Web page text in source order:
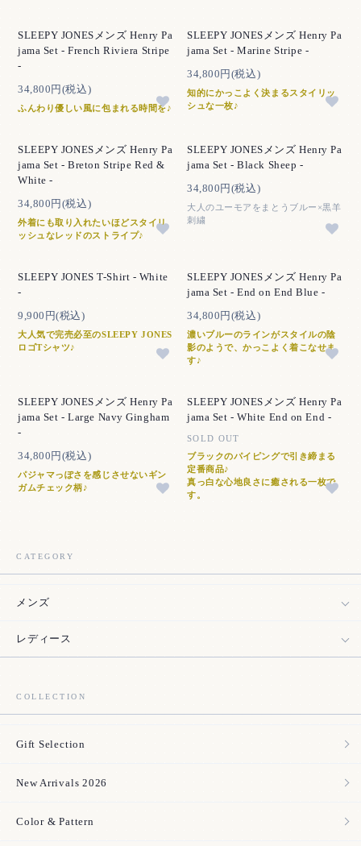
SLEEPY JONESメンズ Henry Pa
jama Set - French Riviera Stripe
-
34,800円(税込)
ふんわり優しい風に包まれる時間を♪
SLEEPY JONESメンズ Henry Pa
jama Set - Marine Stripe -
34,800円(税込)
知的にかっこよく決まるスタイリッ
シュな一枚♪
SLEEPY JONESメンズ Henry Pa
jama Set - Breton Stripe Red &
White -
34,800円(税込)
外着にも取り入れたいほどスタイリ
ッシュなレッドのストライプ♪
SLEEPY JONESメンズ Henry Pa
jama Set - Black Sheep -
34,800円(税込)
大人のユーモアをまとうブルー×黒羊
刺繍
SLEEPY JONES T-Shirt - White
-
9,900円(税込)
大人気で完売必至のSLEEPY JONES
ロゴTシャツ♪
SLEEPY JONESメンズ Henry Pa
jama Set - End on End Blue -
34,800円(税込)
濃いブルーのラインがスタイルの陰
影のようで、かっこよく着こなせま
す♪
SLEEPY JONESメンズ Henry Pa
jama Set - Large Navy Gingham
-
34,800円(税込)
パジャマっぽさを感じさせないギン
ガムチェック柄♪
SLEEPY JONESメンズ Henry Pa
jama Set - White End on End -
SOLD OUT
ブラックのパイピングで引き締まる
定番商品♪
真っ白な心地良さに癒される一枚で
す。
CATEGORY
メンズ
レディース
COLLECTION
Gift Selection
New Arrivals 2026
Color & Pattern